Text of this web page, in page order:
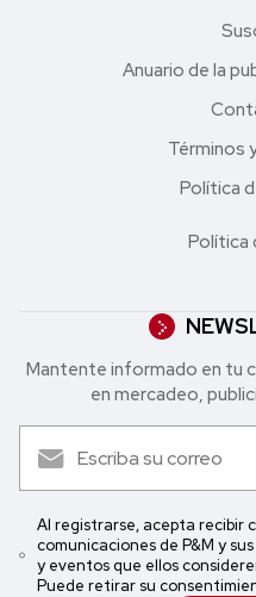
Anuario de la
Términos
Política
Política
Mantente informado en tu
en mercadeo,
Al registrarse, acepta recibir
comunicaciones de P&M y
y eventos que ellos
Puede retirar su